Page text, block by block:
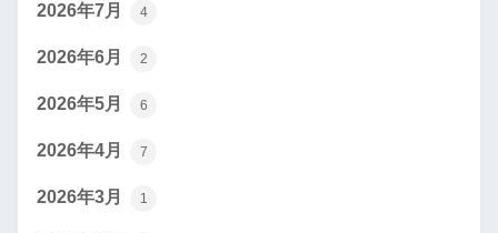
2026年7月 4
2026年6月 2
2026年5月 6
2026年4月 7
2026年3月 1